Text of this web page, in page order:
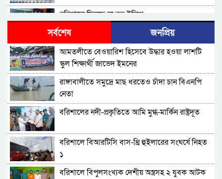
বরিশালে মিলছে না বড় ইলিশ
বিএনপি নেতাকর্মীদের ‘খাই খাই’ বন্ধের আহ্বান এমপি
জামালের
বরিশালে খাদ্যবান্ধব কর্মসূচির তালিকায় বিএনপি
নেতার স্ত্রীর নাম
বরিশালে পুকুরে ডুবে দেড় বছরের শিশুর মৃত্যু
বঙ্গোপসাগরের এক রূপচাঁদার দাম ৪ হাজার টাকায়
বরিশালে বাল্কহেডের ধাক্কায় সেতু ধস, চলাচল বন্ধ
সর্বশেষ জনপ্রিয়
আমতলীতে বেওয়ারিশ হিসেবে উদ্ধার হওয়া লাশটি
স্কুল শিক্ষার্থী জাভেদ ইমনের
রাঙ্গাবালীতে সমু‌দ্রে মাছ ধরতেও চাঁদা চান বিএনপি
নেতা
বরিশালের নদী-প্রকৃতিতে আমি মুগ্ধ-মার্কিন রাষ্ট্রদূত
বরিশালে বিআরটিসি বাস-থ্রি হুইলারের সংঘর্ষে নিহত
১
বরিশালে বিপুলসংখ্যক দেশীয় অস্ত্রসহ ২ যুবক আটক